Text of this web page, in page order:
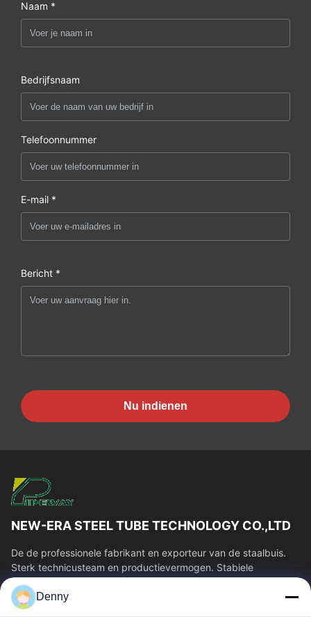
Naam *
Bedrijfsnaam
Telefoonnummer
E-mail *
Bericht *
Nu indienen
NEW-ERA STEEL TUBE TECHNOLOGY CO.,LTD
De de professionele fabrikant en exporteur van de staalbuis.
Sterk technicusteam en productievermogen. Stabiele
buiskwaliteit en concurrerende...
Snelle Links
Denny